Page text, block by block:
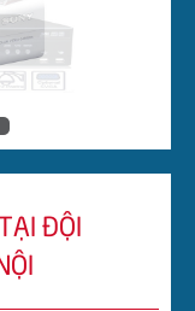
SẢN PHẨM
CỬA CÓ HÌNH
ĐỘI